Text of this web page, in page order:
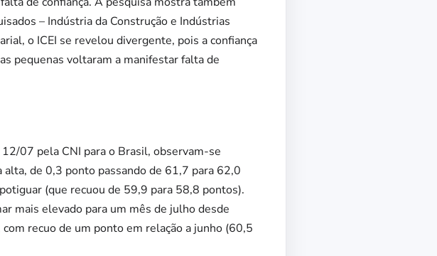
– Indústria da Construção e Indústrias
o ICEI se revelou divergente, pois a confiança
pequenas voltaram a manifestar falta de
07 pela CNI para o Brasil, observam-se
de 0,3 ponto passando de 61,7 para 62,0
(que recuou de 59,9 para 58,8 pontos).
mais elevado para um mês de julho desde
recuo de um ponto em relação a junho (60,5